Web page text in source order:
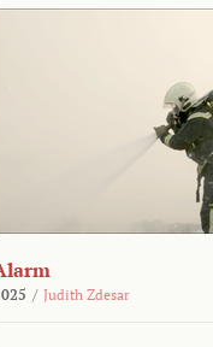
/ Judith Zdesar